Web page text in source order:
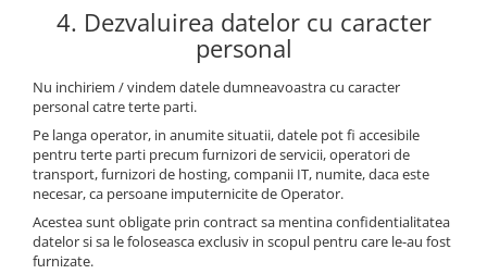
4. Dezvaluirea datelor cu caracter
personal
Nu inchiriem / vindem datele dumneavoastra cu caracter
personal catre terte parti.
Pe langa operator, in anumite situatii, datele pot fi accesibile
pentru terte parti precum furnizori de servicii, operatori de
transport, furnizori de hosting, companii IT, numite, daca este
necesar, ca persoane imputernicite de Operator.
Acestea sunt obligate prin contract sa mentina confidentialitatea
datelor si sa le foloseasca exclusiv in scopul pentru care le-au fost
furnizate.